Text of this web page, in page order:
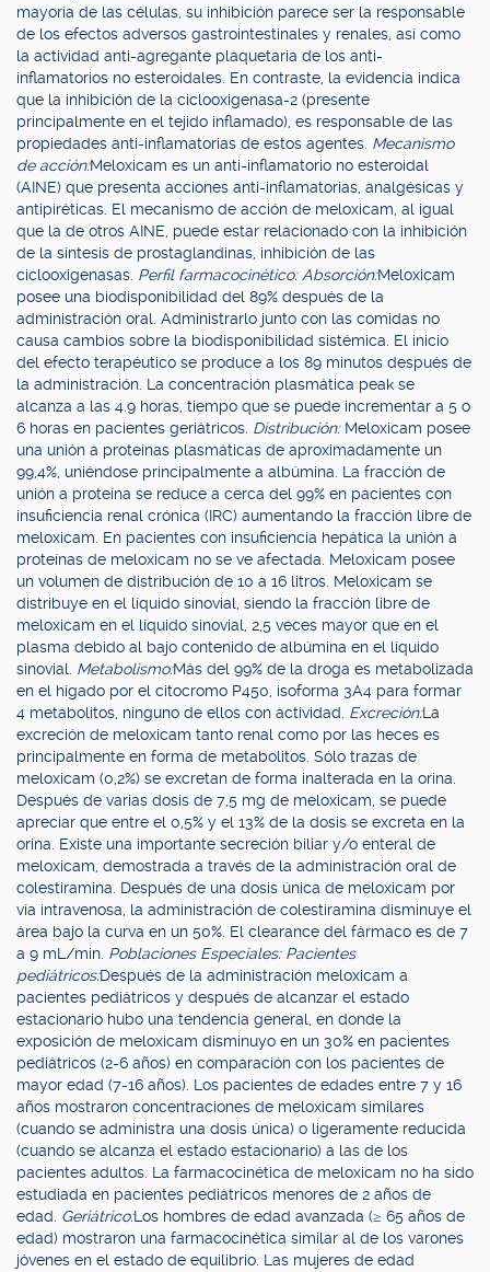
mayoría de las células, su inhibición parece ser la responsable
de los efectos adversos gastrointestinales y renales, así como
la actividad anti-agregante plaquetaria de los anti-
inflamatorios no esteroidales. En contraste, la evidencia indica
que la inhibición de la ciclooxigenasa-2 (presente
principalmente en el tejido inflamado), es responsable de las
propiedades anti-inflamatorias de estos agentes. Mecanismo
de acción:Meloxicam es un anti-inflamatorio no esteroidal
(AINE) que presenta acciones anti-inflamatorias, analgésicas y
antipiréticas. El mecanismo de acción de meloxicam, al igual
que la de otros AINE, puede estar relacionado con la inhibición
de la síntesis de prostaglandinas, inhibición de las
ciclooxigenasas. Perfil farmacocinético: Absorción:Meloxicam
posee una biodisponibilidad del 89% después de la
administración oral. Administrarlo junto con las comidas no
causa cambios sobre la biodisponibilidad sistémica. El inicio
del efecto terapéutico se produce a los 89 minutos después de
la administración. La concentración plasmática peak se
alcanza a las 4.9 horas, tiempo que se puede incrementar a 5 o
6 horas en pacientes geriátricos. Distribución: Meloxicam posee
una unión a proteínas plasmáticas de aproximadamente un
99,4%, uniéndose principalmente a albúmina. La fracción de
unión a proteína se reduce a cerca del 99% en pacientes con
insuficiencia renal crónica (IRC) aumentando la fracción libre de
meloxicam. En pacientes con insuficiencia hepática la unión a
proteínas de meloxicam no se ve afectada. Meloxicam posee
un volumen de distribución de 10 a 16 litros. Meloxicam se
distribuye en el líquido sinovial, siendo la fracción libre de
meloxicam en el líquido sinovial, 2,5 veces mayor que en el
plasma debido al bajo contenido de albúmina en el líquido
sinovial. Metabolismo:Más del 99% de la droga es metabolizada
en el hígado por el citocromo P450, isoforma 3A4 para formar
4 metabolitos, ninguno de ellos con actividad. Excreción:La
excreción de meloxicam tanto renal como por las heces es
principalmente en forma de metabolitos. Sólo trazas de
meloxicam (0,2%) se excretan de forma inalterada en la orina.
Después de varias dosis de 7,5 mg de meloxicam, se puede
apreciar que entre el 0,5% y el 13% de la dosis se excreta en la
orina. Existe una importante secreción biliar y/o enteral de
meloxicam, demostrada a través de la administración oral de
colestiramina. Después de una dosis única de meloxicam por
vía intravenosa, la administración de colestiramina disminuye el
área bajo la curva en un 50%. El clearance del fármaco es de 7
a 9 mL/min. Poblaciones Especiales: Pacientes
pediátricos:Después de la administración meloxicam a
pacientes pediátricos y después de alcanzar el estado
estacionario hubo una tendencia general, en donde la
exposición de meloxicam disminuyo en un 30% en pacientes
pediátricos (2-6 años) en comparación con los pacientes de
mayor edad (7-16 años). Los pacientes de edades entre 7 y 16
años mostraron concentraciones de meloxicam similares
(cuando se administra una dosis única) o ligeramente reducida
(cuando se alcanza el estado estacionario) a las de los
pacientes adultos. La farmacocinética de meloxicam no ha sido
estudiada en pacientes pediátricos menores de 2 años de
edad. Geriátrico:Los hombres de edad avanzada (≥ 65 años de
edad) mostraron una farmacocinética similar al de los varones
jóvenes en el estado de equilibrio. Las mujeres de edad